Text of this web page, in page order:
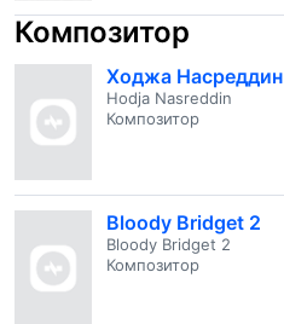
Композитор
Ходжа Насреддин
Hodja Nasreddin
Композитор
Bloody Bridget 2
Bloody Bridget 2
Композитор